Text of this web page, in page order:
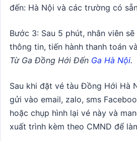
đến: Hà Nội và các trường có
Bước 3: Sau 5 phút, nhân viên
thông tin, tiến hành thanh toán
Từ Ga Đồng Hới Đến Ga Hà Nội.
Sau khi đặt vé tàu Đồng Hới Hà
gửi vào email, zalo, sms
hoặc chụp hình lại vé này và
xuất trình kèm theo CMND để